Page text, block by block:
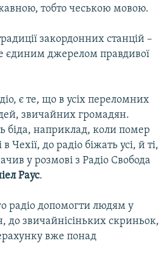
тобто чеською мовою.
закордонних станцій –
єдиним джерелом правдивої
є те, що в усіх переломних
звичайних громадян.
біда, наприклад, коли помер
Чехії, до радіо біжать усі, й ті,
у розмові з Радіо Свобода
Раус.
радіо допомогти людям у
до звичайнісіньких скриньок,
вже понад